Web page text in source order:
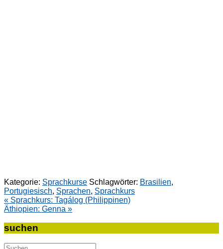
Kategorie: Sprachkurse Schlagwörter: Brasilien,
Portugiesisch, Sprachen, Sprachkurs
Beitragsnavigation
« Sprachkurs: Tagálog (Philippinen)
Äthiopien: Genna »
suchen
Suche